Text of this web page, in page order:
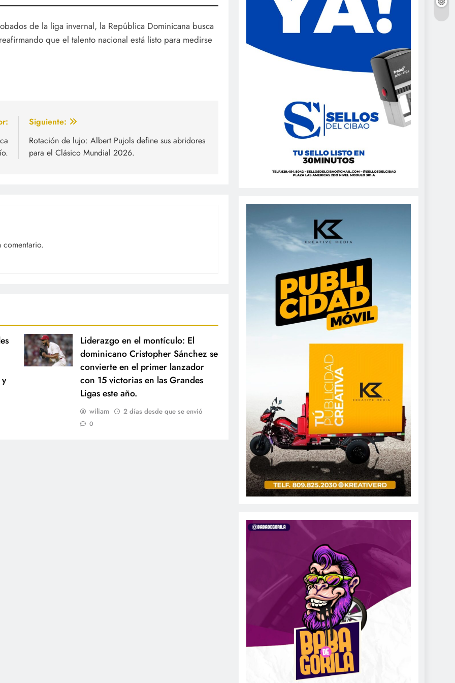
de la liga invernal, la República Dominicana busca
que el talento nacional está listo para medirse
Siguiente:
Rotación de lujo: Albert Pujols define sus abridores
para el Clásico Mundial 2026.
Liderazgo en el montículo: El
dominicano Cristopher Sánchez se
convierte en el primer lanzador
con 15 victorias en las Grandes
Ligas este año.
wiliam 2 días desde que se envió
0